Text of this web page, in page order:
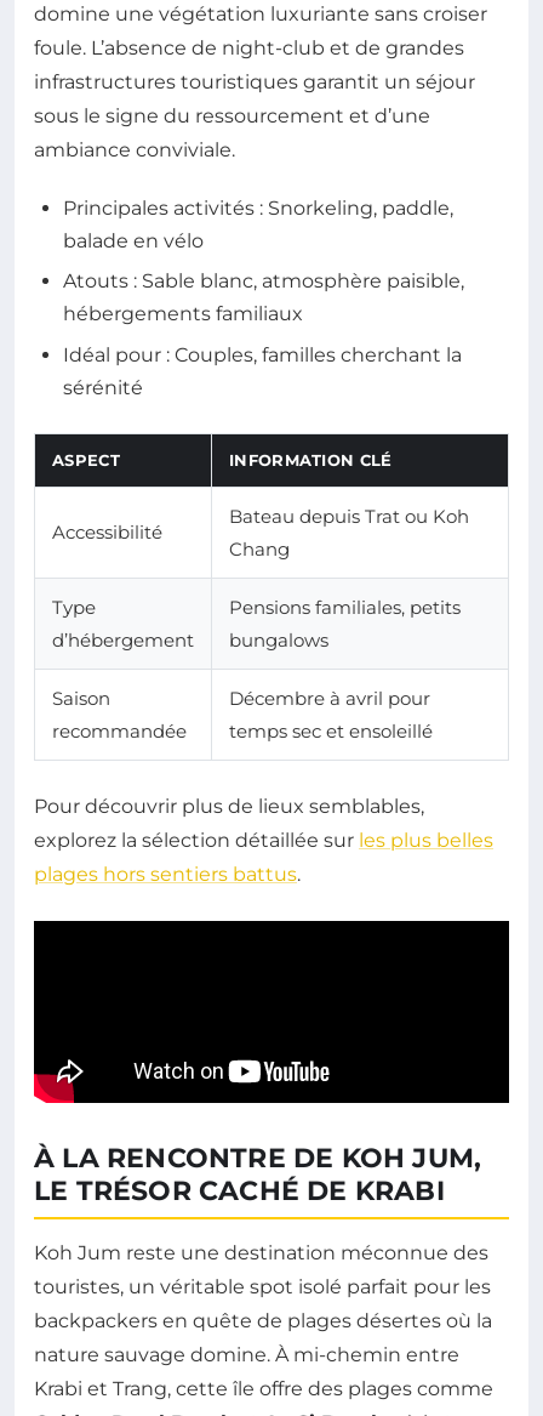
domine une végétation luxuriante sans croiser
foule. L’absence de night-club et de grandes
infrastructures touristiques garantit un séjour
sous le signe du ressourcement et d’une
ambiance conviviale.
Principales activités : Snorkeling, paddle,
balade en vélo
Atouts : Sable blanc, atmosphère paisible,
hébergements familiaux
Idéal pour : Couples, familles cherchant la
sérénité
ASPECT INFORMATION CLÉ
Accessibilité
Bateau depuis Trat ou Koh
Chang
Type
d’hébergement
Pensions familiales, petits
bungalows
Saison
recommandée
Décembre à avril pour
temps sec et ensoleillé
Pour découvrir plus de lieux semblables,
explorez la sélection détaillée sur les plus belles
plages hors sentiers battus.
À LA RENCONTRE DE KOH JUM,
LE TRÉSOR CACHÉ DE KRABI
Koh Jum reste une destination méconnue des
touristes, un véritable spot isolé parfait pour les
backpackers en quête de plages désertes où la
nature sauvage domine. À mi-chemin entre
Krabi et Trang, cette île offre des plages comme